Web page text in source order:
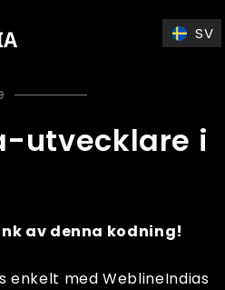
SV
utvecklare i
av denna kodning!
enkelt med WeblineIndias